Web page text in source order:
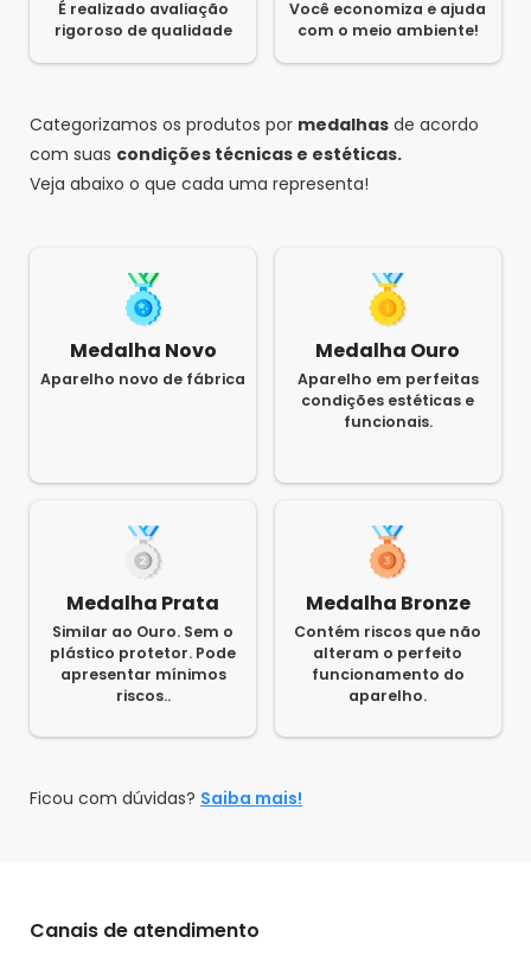
É realizado avaliação
rigoroso de qualidade
Você economiza e ajuda
com o meio ambiente!
Categorizamos os produtos por medalhas de acordo
com suas condições técnicas e estéticas.
Veja abaixo o que cada uma representa!
Medalha Novo
Aparelho novo de fábrica
Medalha Ouro
Aparelho em perfeitas
condições estéticas e
funcionais.
Medalha Prata
Similar ao Ouro. Sem o
plástico protetor. Pode
apresentar mínimos
riscos..
Medalha Bronze
Contém riscos que não
alteram o perfeito
funcionamento do
aparelho.
Ficou com dúvidas? Saiba mais!
Canais de atendimento